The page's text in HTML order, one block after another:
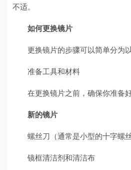
不适。
如何更换镜片
更换镜片的步骤可以简单分为
准备工具和材料
在更换镜片之前，确保你准备
新的镜片
螺丝刀（通常是小型的十字螺丝
镜框清洁剂和清洁布